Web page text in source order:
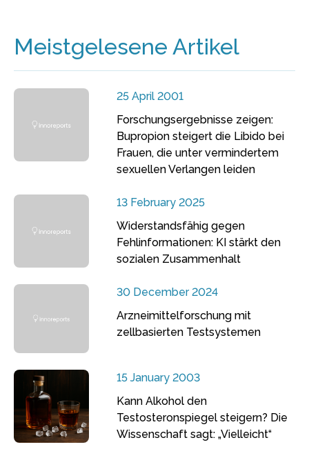
Meistgelesene Artikel
25 April 2001
Forschungsergebnisse zeigen:
Bupropion steigert die Libido bei
Frauen, die unter vermindertem
sexuellen Verlangen leiden
13 February 2025
Widerstandsfähig gegen
Fehlinformationen: KI stärkt den
sozialen Zusammenhalt
30 December 2024
Arzneimittelforschung mit
zellbasierten Testsystemen
15 January 2003
Kann Alkohol den
Testosteronspiegel steigern? Die
Wissenschaft sagt: „Vielleicht“